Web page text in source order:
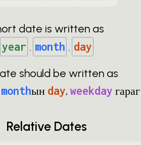
date is written as
year . month . day
should be written as
monthын day, weekday гараг
Relative Dates